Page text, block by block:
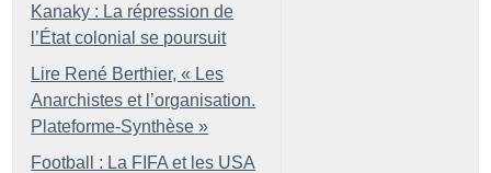
Kanaky : La répression de
l’État colonial se poursuit
Lire René Berthier, « Les
Anarchistes et l’organisation.
Plateforme-Synthèse »
Football : La FIFA et les USA